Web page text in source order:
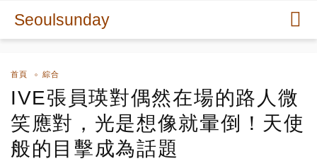
Seoulsunday
首頁 綜合
IVE張員瑛對偶然在場的路人微
笑應對，光是想像就暈倒！天使
般的目擊成為話題